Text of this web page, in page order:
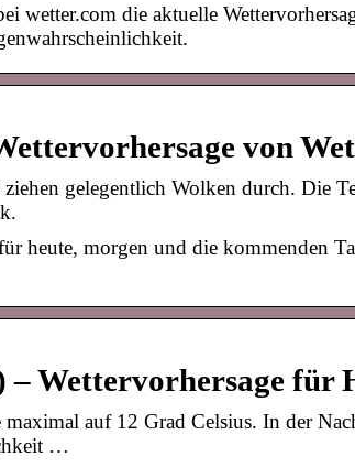
wetter.com die aktuelle
von
gelegentlich Wolken durch. Die
heute, morgen und die kommenden
Wettervorhersage für
auf 12 Grad Celsius. In der
…